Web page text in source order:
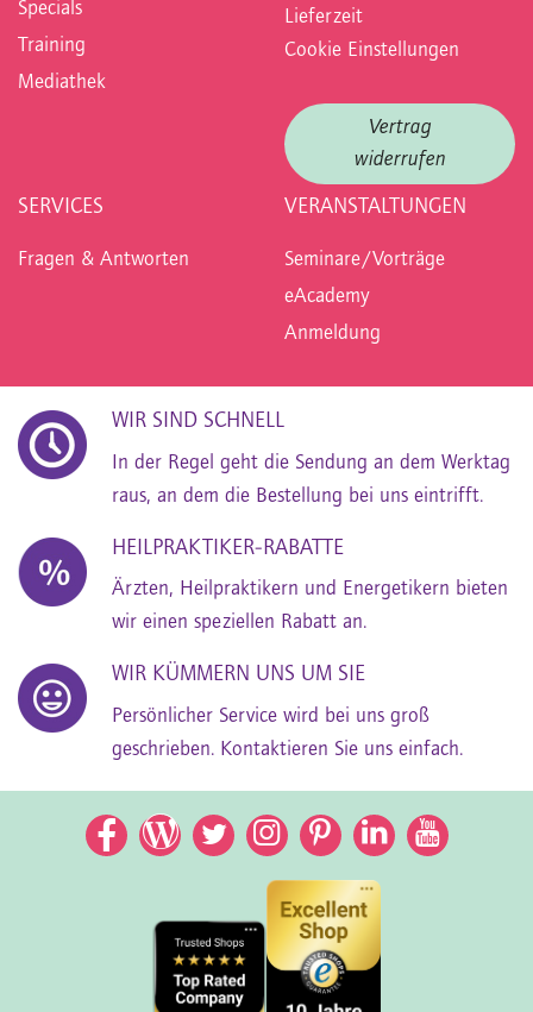
Specials
Training
Mediathek
Lieferzeit
Cookie Einstellungen
Vertrag
widerrufen
SERVICES
Fragen & Antworten
VERANSTALTUNGEN
Seminare/Vorträge
eAcademy
Anmeldung
WIR SIND SCHNELL
In der Regel geht die Sendung an dem Werktag
raus, an dem die Bestellung bei uns eintrifft.
HEILPRAKTIKER-RABATTE
Ärzten, Heilpraktikern und Energetikern bieten
wir einen speziellen Rabatt an.
WIR KÜMMERN UNS UM SIE
Persönlicher Service wird bei uns groß
geschrieben. Kontaktieren Sie uns einfach.
Facebook
Facebook
TwitterInstagram
Pinterest
LinkedIn